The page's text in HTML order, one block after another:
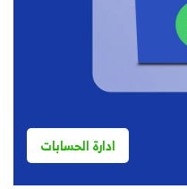
ادارة الحسابات